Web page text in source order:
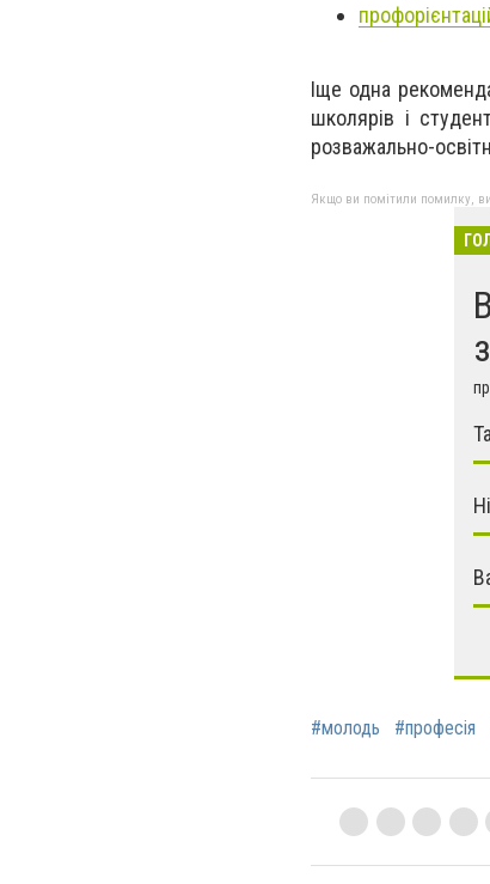
Іще одна
школярів і
розважально-
Якщо ви помітили помилку,
#молодь #професія